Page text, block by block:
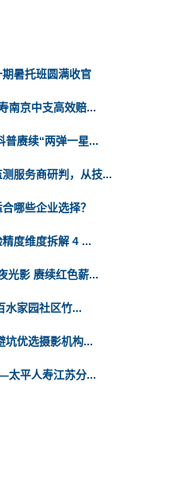
暑托班圆满收官
南京中支高效赔...
普赓续“两弹一星...
服务商研判，从技...
哪些企业选择？
度维度拆解 4 ...
光影 赓续红色薪...
水家园社区竹...
坑优选摄影机构...
太平人寿江苏分...